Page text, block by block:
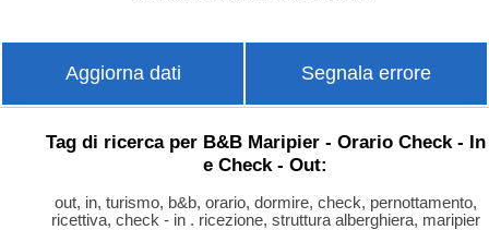
Aggiorna dati Segnala errore
Tag di ricerca per B&B Maripier - Orario Check - In
e Check - Out:
out, in, turismo, b&b, orario, dormire, check, pernottamento,
ricettiva, check - in . ricezione, struttura alberghiera, maripier